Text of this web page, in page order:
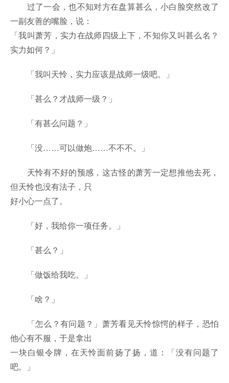
过了一会，也不知对方在盘算甚么，小白脸突然改了
一副友善的嘴脸，说：
「我叫萧芳，实力在战师四级上下，不知你又叫甚么名？
实力如何？」
「我叫天怜，实力应该是战师一级吧。」
「甚么？才战师一级？」
「有甚么问题？」
「没……可以做炮……不不不。」
天怜有不好的预感，这古怪的萧芳一定想推他去死，
但天怜也没有法子，只
好小心一点了。
「好，我给你一项任务。」
「甚么？」
「做饭给我吃。」
「啥？」
「怎么？有问题？」萧芳看见天怜惊愕的样子，恐怕
他心有不服，于是拿出
一块白银令牌，在天怜面前扬了扬，道：「没有问题了
吧。」